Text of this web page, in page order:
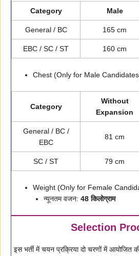
Category Male
General / BC 165 cm
EBC / SC / ST 160 cm
Chest (Only for Male
Category
Without
Expansion
General / BC /
EBC
81 cm
SC / ST 79 cm
Weight (Only for Female
न्यूनतम वजन: 48 किलोग्राम
Selection
इस भर्ती में चयन प्रक्रिया दो चरणों में आयोजित